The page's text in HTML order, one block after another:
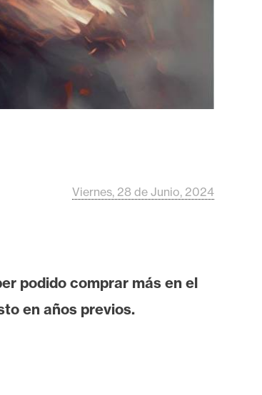
Viernes, 28 de Junio, 2024
podido comprar más en el
en años previos.